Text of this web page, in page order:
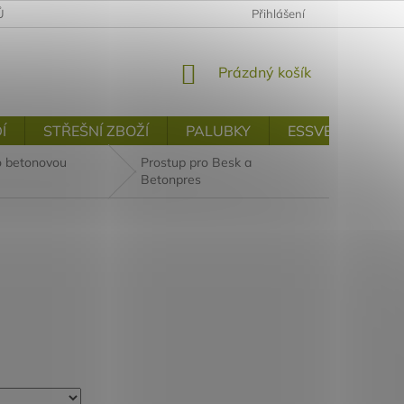
Přihlášení
NÁKUPNÍ
Prázdný košík
STŘEŠNÍ ZBOŽÍ PALUBKY ESSVE
betonovou
Prostup pro Besk a
Betonpres